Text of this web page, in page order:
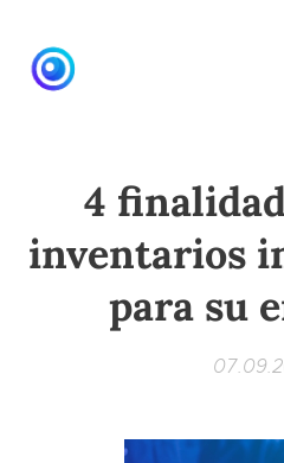
4
inventarios
para su